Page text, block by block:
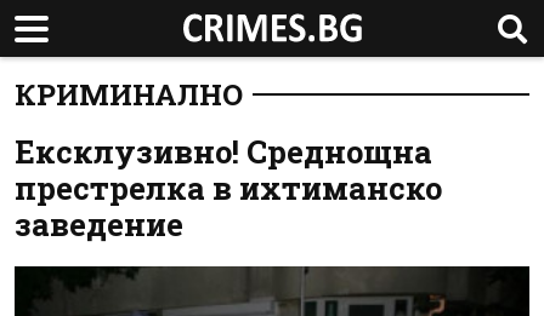
КРИМИНАЛНО
Ексклузивно! Среднощна
престрелка в ихтиманско
заведение